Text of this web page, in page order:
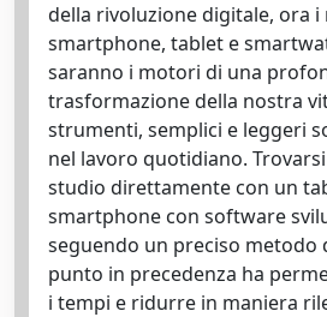
della rivoluzione digitale, ora i
smartphone, tablet e
saranno i motori di una
trasformazione della nostra
strumenti, semplici e leggeri
nel lavoro quotidiano.
studio direttamente con un
smartphone con software
seguendo un preciso metodo
punto in precedenza ha
i tempi e ridurre in maniera